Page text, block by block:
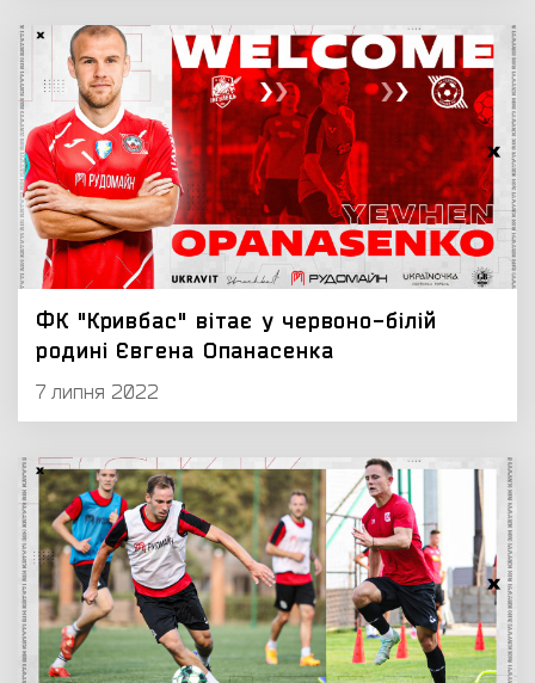
ФК "Кривбас" вітає у червоно-білій
родині Євгена Опанасенка
7 липня 2022